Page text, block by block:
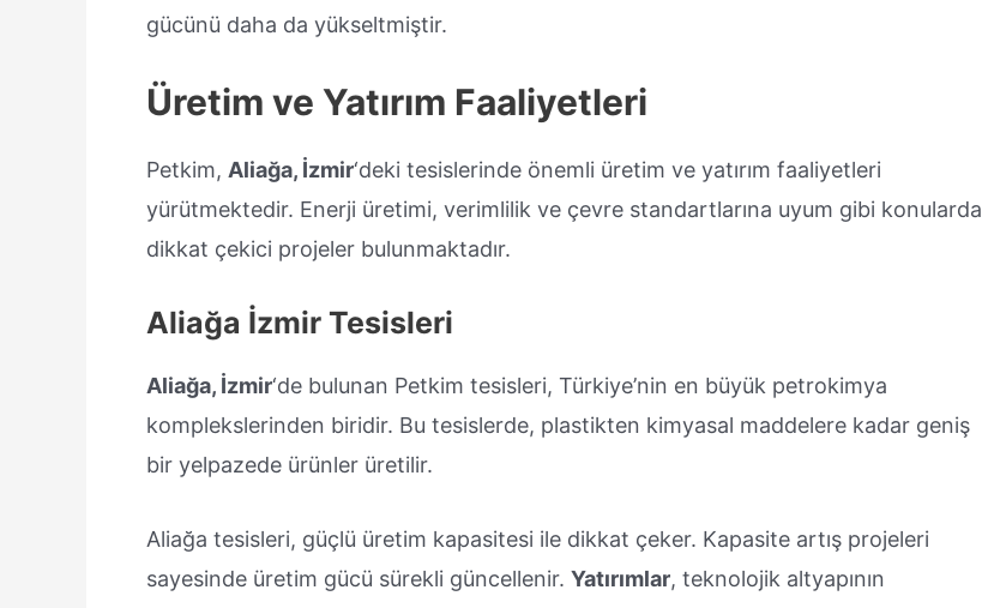
gücünü daha da yükseltmiştir.
Üretim ve Yatırım Faaliyetleri
Petkim, Aliağa, İzmir‘deki tesislerinde önemli üretim ve yatırım faaliyetleri
yürütmektedir. Enerji üretimi, verimlilik ve çevre standartlarına uyum gibi konularda
dikkat çekici projeler bulunmaktadır.
Aliağa İzmir Tesisleri
Aliağa, İzmir‘de bulunan Petkim tesisleri, Türkiye’nin en büyük petrokimya
komplekslerinden biridir. Bu tesislerde, plastikten kimyasal maddelere kadar geniş
bir yelpazede ürünler üretilir.
Aliağa tesisleri, güçlü üretim kapasitesi ile dikkat çeker. Kapasite artış projeleri
sayesinde üretim gücü sürekli güncellenir. Yatırımlar, teknolojik altyapının